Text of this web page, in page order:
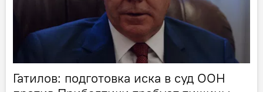
Гатилов: подготовка иска в суд ООН